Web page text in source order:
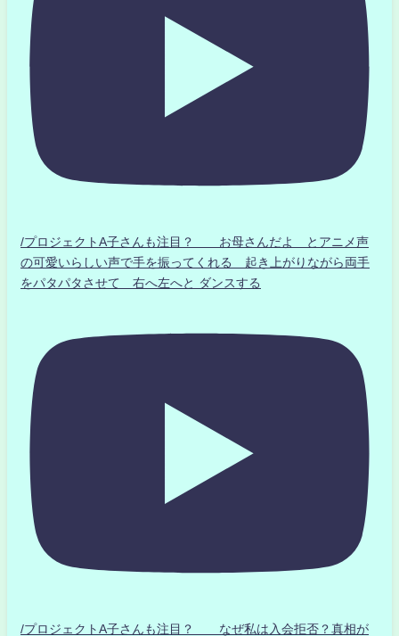
/プロジェクトA子さんも注目？ お母さんだよ とアニメ声
の可愛いらしい声で手を振ってくれる 起き上がりながら両手
をパタパタさせて 右へ左へと ダンスする
/プロジェクトA子さんも注目？ なぜ私は入会拒否？真相が